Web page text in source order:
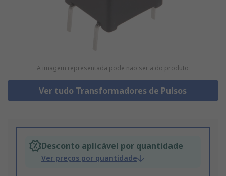
A imagem representada pode não ser a do produto
Ver tudo Transformadores de Pulsos
Desconto aplicável por quantidade
Ver preços por quantidade